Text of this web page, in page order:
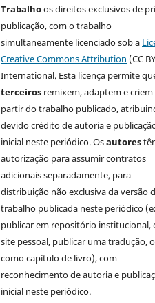
Trabalhoos direitos exclusivos de
publicação, com o trabalho
simultaneamente licenciado sob a
Creative Commons Attribution (CC
International. Esta licença permite
terceiros remixem, adaptem e criem
partir do trabalho publicado,
devido crédito de autoria e
inicial neste periódico. Osautores
autorização para assumir contratos
adicionais separadamente, para
distribuição não exclusiva da versão
trabalho publicada neste periódico
publicar em repositório institucional,
site pessoal, publicar uma tradução,
como capítulo de livro), com
reconhecimento de autoria e
inicial neste periódico.